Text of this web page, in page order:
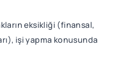
eksikliği (finansal,
işi yapma konusunda